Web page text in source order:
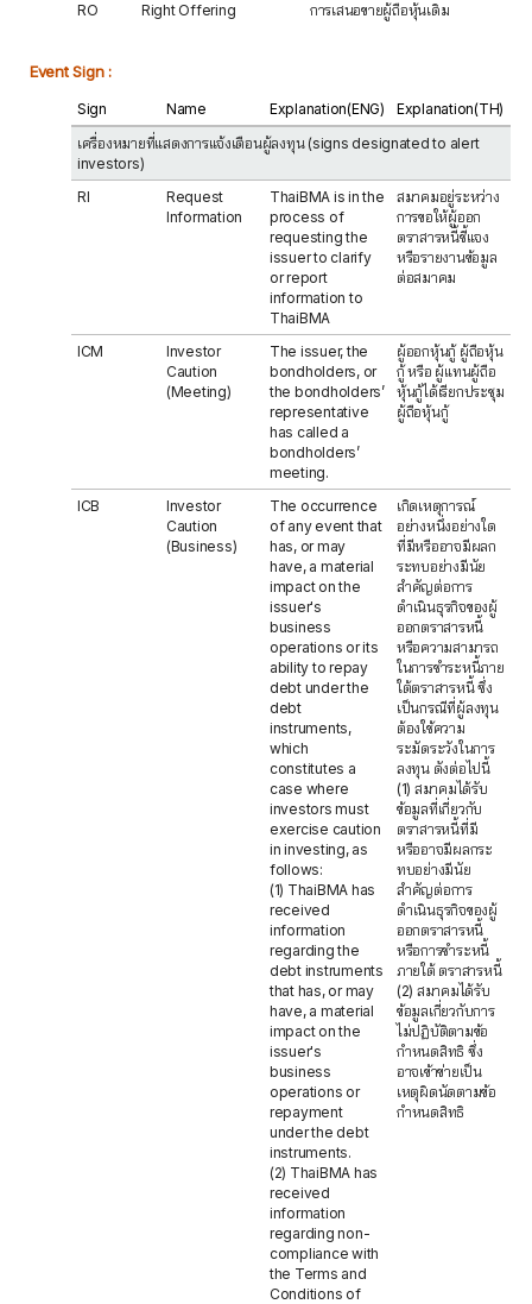
RO Right Offering การเสนอขายผู้ถือหุ้นเดิม
Event Sign :
Sign Name Explanation(ENG)
Explanation(TH)
เครื่องหมายที่แสดงการแจ้งเตือนผู้ลงทุน (signs designated to alert
investors)
RI
Request
Information
ThaiBMA is in the
process of
requesting the
issuer to clarify
or report
information to
ThaiBMA
สมาคมอยู่ระหว่าง
การขอให้ผู้ออก
ตราสารหนี้ชี้แจง
หรือรายงานข้อมูล
ต่อสมาคม
ICM
Investor
Caution
(Meeting)
The issuer, the
bondholders, or
the bondholders’
representative
has called a
bondholders’
meeting.
ผู้ออกหุ้นกู้ ผู้ถือหุ้น
กู้ หรือ ผู้แทนผู้ถือ
หุ้นกู้ได้เรียกประชุม
ผู้ถือหุ้นกู้
ICB
Investor
Caution
(Business)
The occurrence
of any event that
has, or may
have, a material
impact on the
issuer's
business
operations or its
ability to repay
debt under the
debt
instruments,
which
constitutes a
case where
investors must
exercise caution
in investing, as
follows:
(1) ThaiBMA has
received
information
regarding the
debt instruments
that has, or may
have, a material
impact on the
issuer's
business
operations or
repayment
under the debt
instruments.
(2) ThaiBMA has
received
information
regarding non-
compliance with
the Terms and
Conditions of
เกิดเหตุการณ์
อย่างหนึ่งอย่างใด
ที่มีหรืออาจมีผลก
ระทบอย่างมีนัย
สำคัญต่อการ
ดำเนินธุรกิจของผู้
ออกตราสารหนี้
หรือความสามารถ
ในการชำระหนี้ภาย
ใต้ตราสารหนี้ ซึ่ง
เป็นกรณีที่ผู้ลงทุน
ต้องใช้ความ
ระมัดระวังในการ
ลงทุน ดังต่อไปนี้
(1) สมาคมได้รับ
ข้อมูลที่เกี่ยวกับ
ตราสารหนี้ที่มี
หรืออาจมีผลกระ
ทบอย่างมีนัย
สำคัญต่อการ
ดำเนินธุรกิจของผู้
ออกตราสารหนี้
หรือการชำระหนี้
ภายใต้ ตราสารหนี้
(2) สมาคมได้รับ
ข้อมูลเกี่ยวกับการ
ไม่ปฏิบัติตามข้อ
กำหนดสิทธิ ซึ่ง
อาจเข้าข่ายเป็น
เหตุผิดนัดตามข้อ
กำหนดสิทธิ